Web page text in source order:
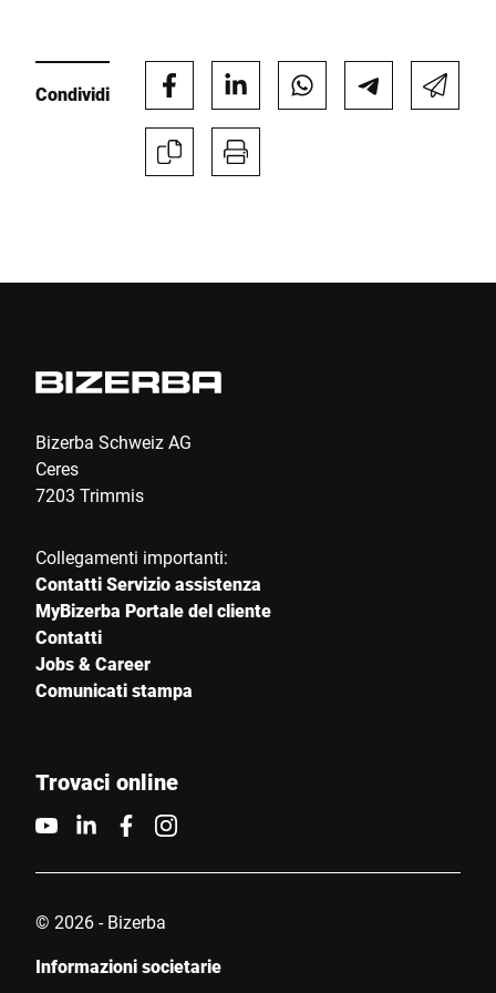
Condividi
Bizerba Schweiz AG
Ceres
7203 Trimmis
Collegamenti importanti:
Contatti Servizio assistenza
MyBizerba Portale del cliente
Contatti
Jobs & Career
Comunicati stampa
Trovaci online
© 2026 - Bizerba
Informazioni societarie